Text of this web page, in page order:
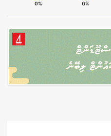
0%
0%